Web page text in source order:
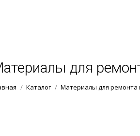
для
Вы здесь:
Каталог Материалы для ремонта